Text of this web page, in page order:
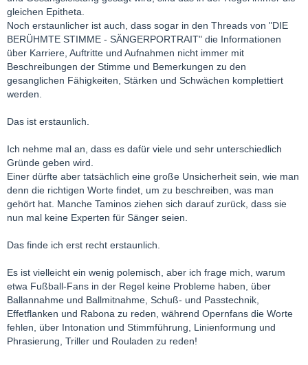
gleichen Epitheta.
Noch erstaunlicher ist auch, dass sogar in den Threads von "DIE
BERÜHMTE STIMME - SÄNGERPORTRAIT" die Informationen
über Karriere, Auftritte und Aufnahmen nicht immer mit
Beschreibungen der Stimme und Bemerkungen zu den
gesanglichen Fähigkeiten, Stärken und Schwächen komplettiert
werden.
Das ist erstaunlich.
Ich nehme mal an, dass es dafür viele und sehr unterschiedlich
Gründe geben wird.
Einer dürfte aber tatsächlich eine große Unsicherheit sein, wie man
denn die richtigen Worte findet, um zu beschreiben, was man
gehört hat. Manche Taminos ziehen sich darauf zurück, dass sie
nun mal keine Experten für Sänger seien.
Das finde ich erst recht erstaunlich.
Es ist vielleicht ein wenig polemisch, aber ich frage mich, warum
etwa Fußball-Fans in der Regel keine Probleme haben, über
Ballannahme und Ballmitnahme, Schuß- und Passtechnik,
Effetflanken und Rabona zu reden, während Opernfans die Worte
fehlen, über Intonation und Stimmführung, Linienformung und
Phrasierung, Triller und Rouladen zu reden!